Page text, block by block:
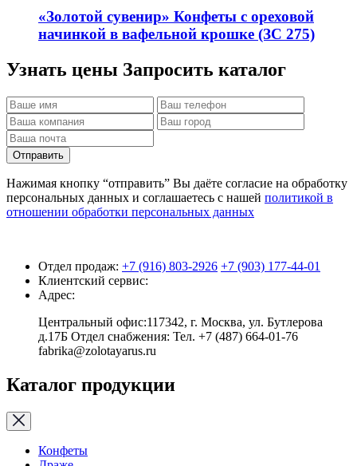
«Золотой сувенир» Конфеты с ореховой
начинкой в вафельной крошке (ЗС 275)
Узнать цены Запросить каталог
Отправить
Нажимая кнопку “отправить” Вы даёте согласие на обработку
персональных данных и соглашаетесь с нашей политикой в
отношении обработки персональных данных
Отдел продаж: +7 (916) 803-2926 +7 (903) 177-44-01
Клиентский сервис:
Адрес:
Центральный офис:117342, г. Москва, ул. Бутлерова
д.17Б Отдел снабжения: Тел. +7 (487) 664-01-76
fabrika@zolotayarus.ru
Каталог продукции
Конфеты